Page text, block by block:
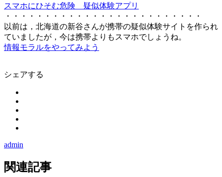
スマホにひそむ危険 疑似体験アプリ
・・・・・・・・・・・・・・・・・・・・・・・・・
以前は，北海道の新谷さんが携帯の疑似体験サイトを作られ
ていましたが，今は携帯よりもスマホでしょうね。
情報モラルをやってみよう
シェアする
admin
関連記事